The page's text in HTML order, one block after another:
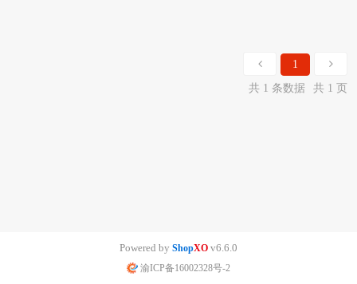
1
共 1 条数据
共 1 页
Powered by ShopXO v6.6.0
渝ICP备16002328号-2